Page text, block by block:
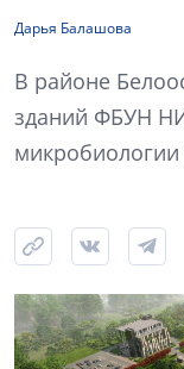
Дарья Балашова
В районе
зданий ФБУН